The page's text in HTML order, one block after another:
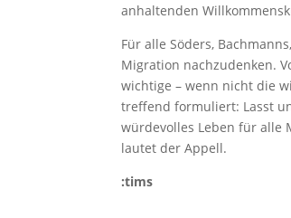
anhaltenden
Für alle Söders,
Migration nachzudenken.
wichtige – wenn nicht die
treffend formuliert: Lasst
würdevolles Leben für alle
lautet der Appell.
:tims